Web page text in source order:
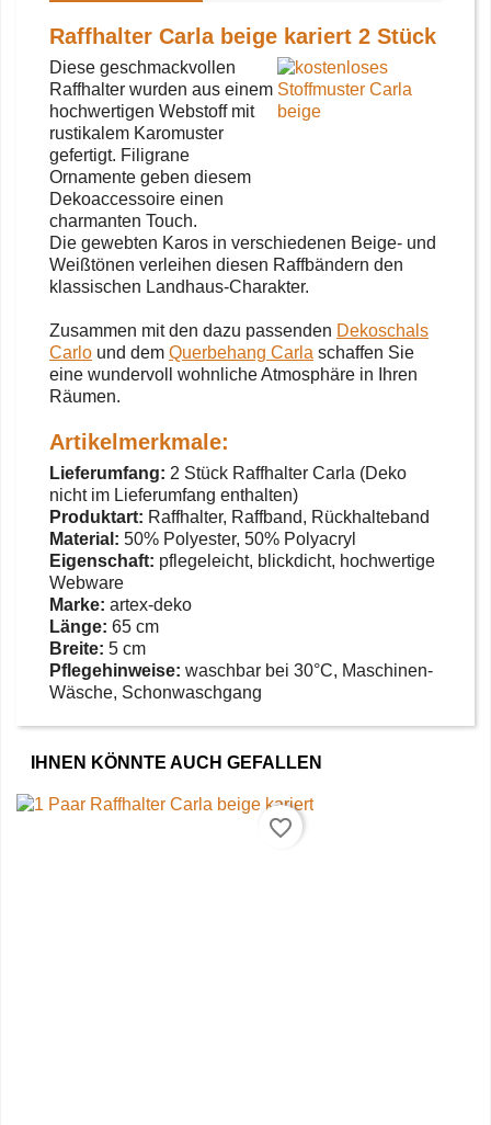
Raffhalter Carla beige kariert 2 Stück
Diese geschmackvollen
Raffhalter wurden aus einem
hochwertigen Webstoff mit
rustikalem Karomuster
gefertigt. Filigrane
Ornamente geben diesem
Dekoaccessoire einen
charmanten Touch.
Die gewebten Karos in verschiedenen Beige- und
Weißtönen verleihen diesen Raffbändern den
klassischen Landhaus-Charakter.
Zusammen mit den dazu passenden Dekoschals
Carlo und dem Querbehang Carla schaffen Sie
eine wundervoll wohnliche Atmosphäre in Ihren
Räumen.
Artikelmerkmale:
Lieferumfang: 2 Stück Raffhalter Carla (Deko
nicht im Lieferumfang enthalten)
Produktart: Raffhalter, Raffband, Rückhalteband
Material: 50% Polyester, 50% Polyacryl
Eigenschaft: pflegeleicht, blickdicht, hochwertige
Webware
Marke: artex-deko
Länge: 65 cm
Breite: 5 cm
Pflegehinweise: waschbar bei 30°C, Maschinen-
Wäsche, Schonwaschgang
IHNEN KÖNNTE AUCH GEFALLEN
favorite_border